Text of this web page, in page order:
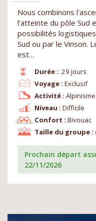
Nous combinons
l'atteinte du pôle Sud
possibilités
Sud ou par le Vinson.
est…
Durée : 29 jours
Niveau : Difficile
Voyage : Exclusif
Confort : Bivouac
Activité : Alpinisme
Taille du groupe :
Prochain départ
22/11/2026